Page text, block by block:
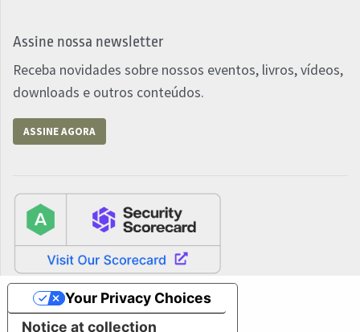
Assine nossa newsletter
Receba novidades sobre nossos eventos, livros, vídeos,
downloads e outros conteúdos.
ASSINE AGORA
Notice at collection
Your Privacy Choices